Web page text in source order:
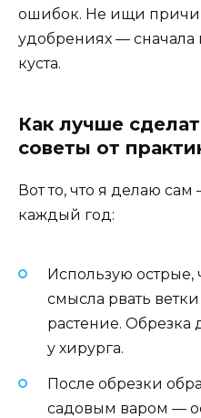
ошибок. Не ищи
удобрениях —
куста.
Как лучше
советы от
Вот то, что я делаю сам
каждый год:
Использую
смысла рвать
растение. Обрезка
у хирурга.
После обрезки
садовым варом —